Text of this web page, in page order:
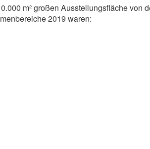
m² großen Ausstellungsfläche
2019 waren: